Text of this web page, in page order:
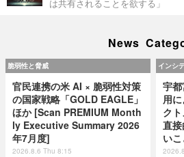
は共有されることを欲する」
News
脆弱性と脅威
官民連携の米 AI × 脆弱性対策
の国家戦略「GOLD EAGLE」
ほか [Scan PREMIUM Month
ly Executive Summary 2026
年7月度]
2026.8.6 Thu 8:15
インシ
宇
用
ク
直
い